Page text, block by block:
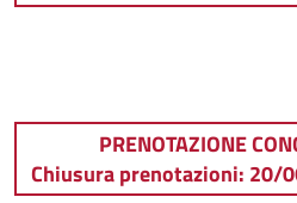
PRENOTAZIONE
Chiusura prenotazioni: 20/